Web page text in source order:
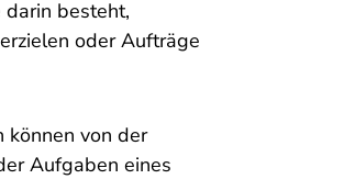
besteht,
oder Aufträge
können von der
Aufgaben eines